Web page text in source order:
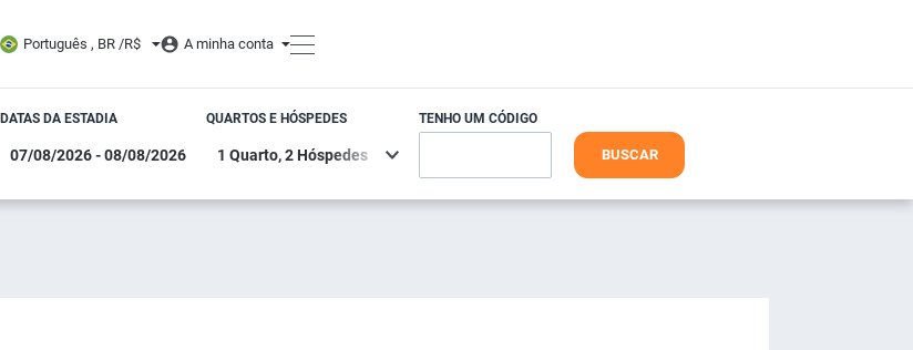
Português , BR /R$ A minha conta
DATAS DA ESTADIA QUARTOS E HÓSPEDES TENHO UM CÓDIGO
BUSCAR